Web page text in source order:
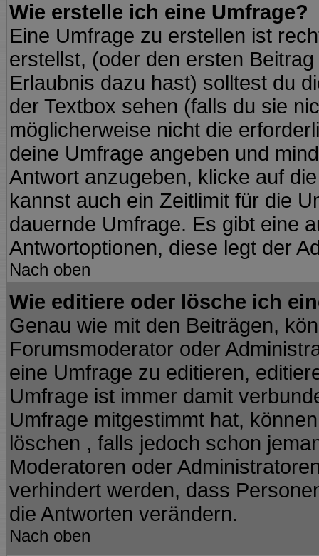
Wie erstelle ich eine Umfrage?
Eine Umfrage zu erstellen ist
erstellst, (oder den ersten
Erlaubnis dazu hast) solltest du
der Textbox sehen (falls du sie
möglicherweise nicht die
deine Umfrage angeben und
Antwort anzugeben, klicke auf
kannst auch ein Zeitlimit für die
dauernde Umfrage. Es gibt eine
Antwortoptionen, diese legt der
Nach oben
Wie editiere oder lösche ich
Genau wie mit den Beiträgen,
Forumsmoderator oder
eine Umfrage zu editieren,
Umfrage ist immer damit
Umfrage mitgestimmt hat,
löschen , falls jedoch schon
Moderatoren oder
verhindert werden, dass
die Antworten verändern.
Nach oben